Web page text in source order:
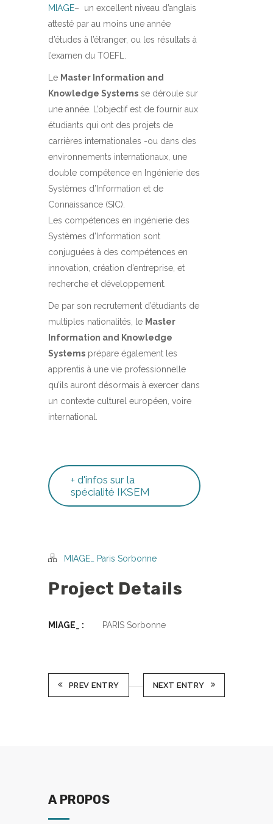
MIAGE– un excellent niveau d’anglais
attesté par au moins une année
d’études à l’étranger, ou les résultats à
l’examen du TOEFL.
Le Master Information and
Knowledge Systems se déroule sur
une année. L’objectif est de fournir aux
étudiants qui ont des projets de
carrières internationales -ou dans des
environnements internationaux, une
double compétence en Ingénierie des
Systèmes d’Information et de
Connaissance (SIC).
Les compétences en ingénierie des
Systèmes d’Information sont
conjuguées à des compétences en
innovation, création d’entreprise, et
recherche et développement.
De par son recrutement d’étudiants de
multiples nationalités, le Master
Information and Knowledge
Systems prépare également les
apprentis à une vie professionnelle
qu’ils auront désormais à exercer dans
un contexte culturel européen, voire
international.
+ d'infos sur la
spécialité IKSEM
MIAGE_ Paris Sorbonne
Project Details
MIAGE_ : PARIS Sorbonne
PREV ENTRY NEXT ENTRY
A PROPOS